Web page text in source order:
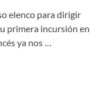
elenco para dirigir
primera incursión en
ya nos …